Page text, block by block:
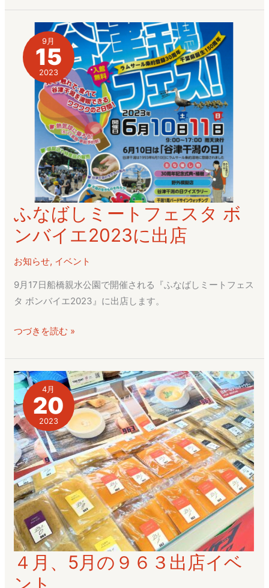
2024」
し
た
9月
15
2023
ふなばしミートフェスタ ボ
ンバイエ2023に出店
お知らせ, イベント
9月17日船橋親水公園で開催される『ふなばしミートフェス
タ ボンバイエ2023』に出店します。
ふ
ば
し
ー
ト
ス
タ
ボ
ン
バ
イ
エ
2023
に
出
店
つづきを読む »
4月
20
2023
４月、5月の９６３出店イベ
ント
４